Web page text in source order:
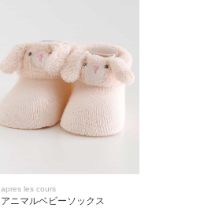
apres les cours
アニマルベビーソックス